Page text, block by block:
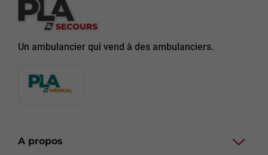
Un ambulancier qui vend à des ambulanciers.
A propos